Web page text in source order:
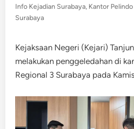
in
Info Kejadian Surabaya, Kantor
Surabaya
Kejaksaan Negeri (Kejari)
melakukan penggeledahan di
Regional 3 Surabaya pada